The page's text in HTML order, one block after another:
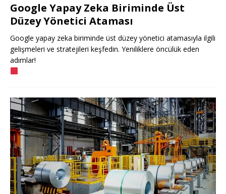
Google Yapay Zeka Biriminde Üst
Düzey Yönetici Ataması
Google yapay zeka biriminde üst düzey yönetici atamasıyla ilgili
gelişmeleri ve stratejileri keşfedin. Yeniliklere öncülük eden
adımlar!